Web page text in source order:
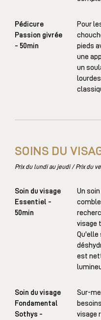
Pédicure
Passion givrée
- 50min
Pour
pieds
une
un
SOINS DU
Prix du lundi au jeudi / Prix du
Soin du visage
Essentiel -
50min
Un
visage
Qu'elle
est
Soin du visage
Fondamental
Sothys -
Sur-
visage